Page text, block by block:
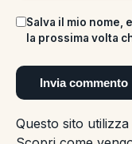
Salva il mio nome,
la prossima volta
Questo sito